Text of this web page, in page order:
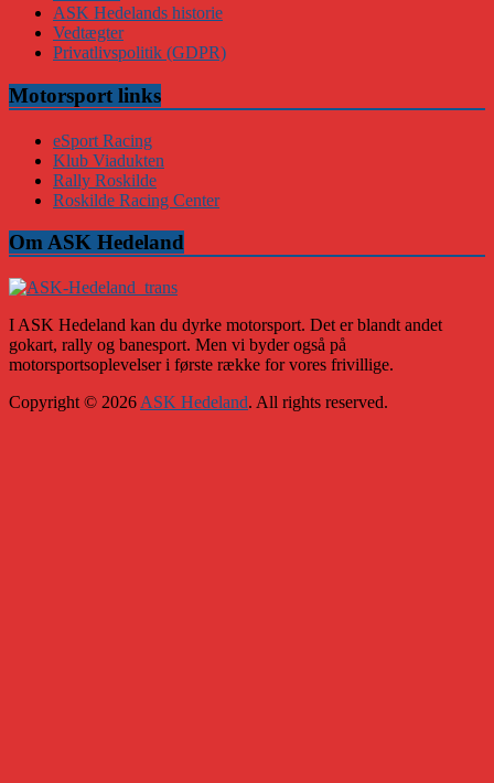
ASK Hedelands historie
Vedtægter
Privatlivspolitik (GDPR)
Motorsport links
eSport Racing
Klub Viadukten
Rally Roskilde
Roskilde Racing Center
Om ASK Hedeland
I ASK Hedeland kan du dyrke motorsport. Det er blandt andet
gokart, rally og banesport. Men vi byder også på
motorsportsoplevelser i første række for vores frivillige.
Copyright © 2026 ASK Hedeland. All rights reserved.